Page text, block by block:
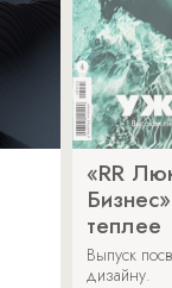
«RR
теплее
Выпуск
дизайну.